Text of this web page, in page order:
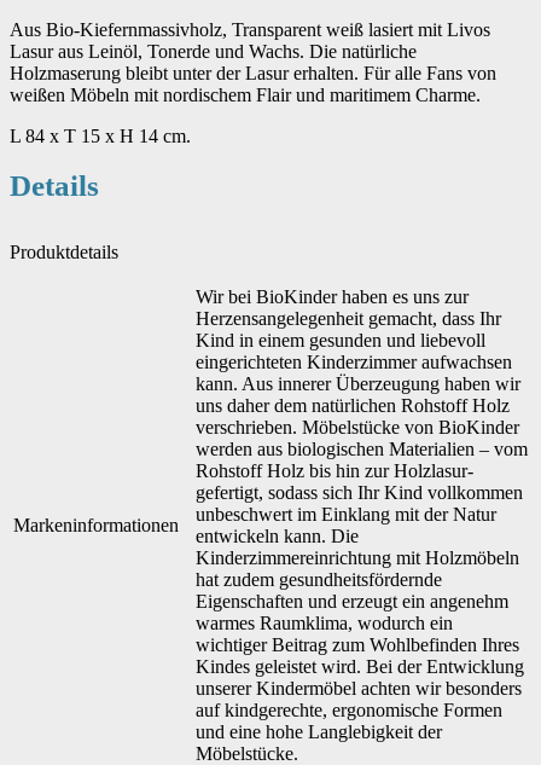
Aus Bio-Kiefernmassivholz, Transparent weiß lasiert mit Livos
Lasur aus Leinöl, Tonerde und Wachs. Die natürliche
Holzmaserung bleibt unter der Lasur erhalten. Für alle Fans von
weißen Möbeln mit nordischem Flair und maritimem Charme.
L 84 x T 15 x H 14 cm.
Details
Produktdetails
Markeninformationen
Wir bei BioKinder haben es uns zur
Herzensangelegenheit gemacht, dass Ihr
Kind in einem gesunden und liebevoll
eingerichteten Kinderzimmer aufwachsen
kann. Aus innerer Überzeugung haben wir
uns daher dem natürlichen Rohstoff Holz
verschrieben. Möbelstücke von BioKinder
werden aus biologischen Materialien – vom
Rohstoff Holz bis hin zur Holzlasur-
gefertigt, sodass sich Ihr Kind vollkommen
unbeschwert im Einklang mit der Natur
entwickeln kann. Die
Kinderzimmereinrichtung mit Holzmöbeln
hat zudem gesundheitsfördernde
Eigenschaften und erzeugt ein angenehm
warmes Raumklima, wodurch ein
wichtiger Beitrag zum Wohlbefinden Ihres
Kindes geleistet wird. Bei der Entwicklung
unserer Kindermöbel achten wir besonders
auf kindgerechte, ergonomische Formen
und eine hohe Langlebigkeit der
Möbelstücke.